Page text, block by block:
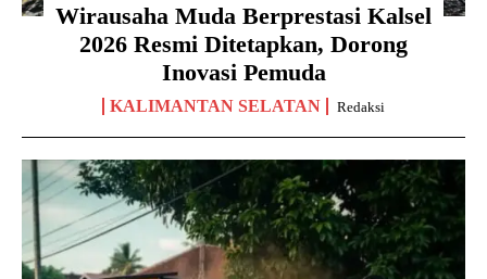
Wirausaha Muda Berprestasi Kalsel
2026 Resmi Ditetapkan, Dorong
Inovasi Pemuda
KALIMANTAN SELATAN Redaksi